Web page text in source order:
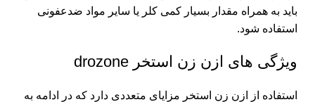
باید به همراه مقدار بسیار کمی کلر یا سایر مواد ضدعفونی
استفاده شود.
ویژگی های ازن زن استخر drozone
استفاده از ازن زن استخر مزایای متعددی دارد که در ادامه به